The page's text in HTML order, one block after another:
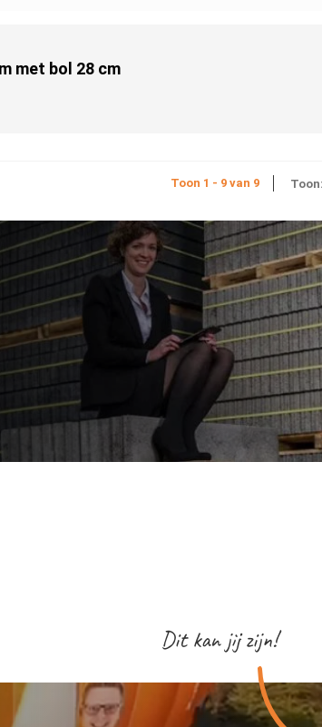
met bol 28 cm
Toon 1 - 9 van 9 Toon:
Dit kan jij zijn!